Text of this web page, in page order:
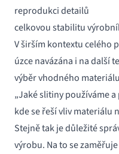
reprodukci detailů
celkovou stabilitu
V širším kontextu celého
úzce navázána i na další
výběr vhodného
„Jaké slitiny používáme
kde se řeší vliv materiálu
Stejně tak je důležité
výrobu. Na to se